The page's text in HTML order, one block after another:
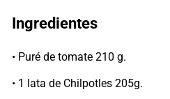
Ingredientes
• Puré de tomate 210 g.
• 1 lata de Chilpotles 205g.